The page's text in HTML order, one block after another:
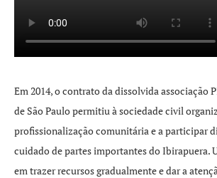
Em 2014, o contrato da dissolvida associação
de São Paulo permitiu à sociedade civil
profissionalização comunitária e a participar
cuidado de partes importantes do Ibirapuera.
em trazer recursos gradualmente e dar a